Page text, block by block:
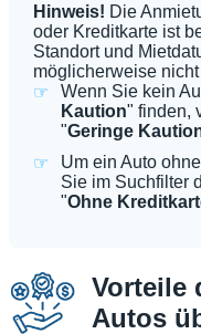
Hinweis! Die
oder Kreditkarte ist
Standort und
möglicherweise
Wenn Sie kein
Kaution" finden,
"Geringe
Um ein Auto
Sie im Suchfilter
"Ohne
Vorteile
Autos